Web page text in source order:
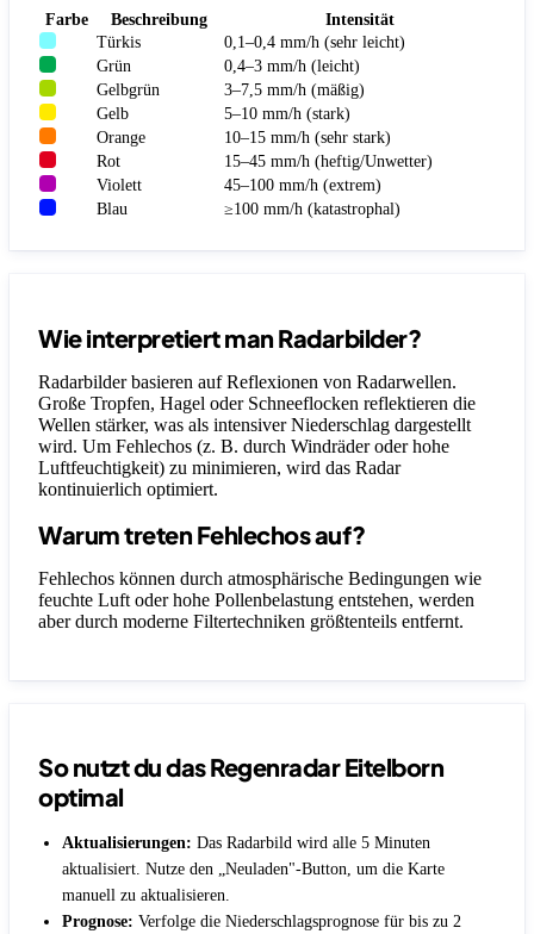
Farbe Beschreibung
Intensität
Türkis
0,1–0,4 mm/h (sehr leicht)
Grün
0,4–3 mm/h (leicht)
Gelbgrün
3–7,5 mm/h (mäßig)
Gelb
5–10 mm/h (stark)
Orange
10–15 mm/h (sehr stark)
Rot
15–45 mm/h (heftig/Unwetter)
Violett
45–100 mm/h (extrem)
Blau
≥100 mm/h (katastrophal)
Wie interpretiert man Radarbilder?
Radarbilder basieren auf Reflexionen von Radarwellen.
Große Tropfen, Hagel oder Schneeflocken reflektieren die
Wellen stärker, was als intensiver Niederschlag dargestellt
wird. Um Fehlechos (z. B. durch Windräder oder hohe
Luftfeuchtigkeit) zu minimieren, wird das Radar
kontinuierlich optimiert.
Warum treten Fehlechos auf?
Fehlechos können durch atmosphärische Bedingungen wie
feuchte Luft oder hohe Pollenbelastung entstehen, werden
aber durch moderne Filtertechniken größtenteils entfernt.
So nutzt du das Regenradar Eitelborn
optimal
Aktualisierungen: Das Radarbild wird alle 5 Minuten
aktualisiert. Nutze den „Neuladen"-Button, um die Karte
manuell zu aktualisieren.
Prognose: Verfolge die Niederschlagsprognose für bis zu 2